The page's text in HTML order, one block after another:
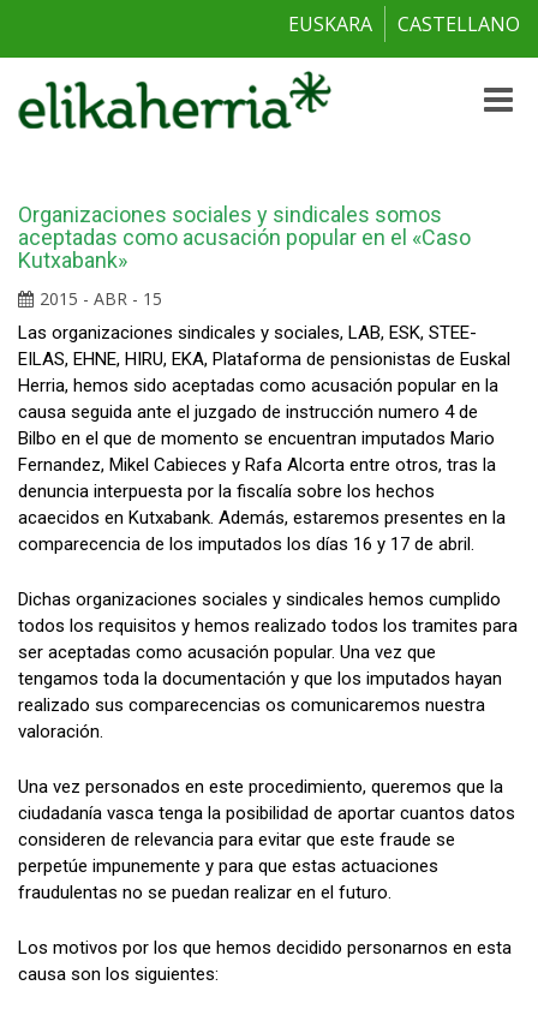
EUSKARA CASTELLANO
Toggle
Organizaciones sociales y sindicales somos
aceptadas como acusación popular en el «Caso
Kutxabank»
2015 - ABR - 15
Las organizaciones sindicales y sociales, LAB, ESK, STEE-
EILAS, EHNE, HIRU, EKA, Plataforma de pensionistas de Euskal
Herria, hemos sido aceptadas como acusación popular en la
causa seguida ante el juzgado de instrucción numero 4 de
Bilbo en el que de momento se encuentran imputados Mario
Fernandez, Mikel Cabieces y Rafa Alcorta entre otros, tras la
denuncia interpuesta por la fiscalía sobre los hechos
acaecidos en Kutxabank. Además, estaremos presentes en la
comparecencia de los imputados los días 16 y 17 de abril.
Dichas organizaciones sociales y sindicales hemos cumplido
todos los requisitos y hemos realizado todos los tramites para
ser aceptadas como acusación popular. Una vez que
tengamos toda la documentación y que los imputados hayan
realizado sus comparecencias os comunicaremos nuestra
valoración.
Una vez personados en este procedimiento, queremos que la
ciudadanía vasca tenga la posibilidad de aportar cuantos datos
consideren de relevancia para evitar que este fraude se
perpetúe impunemente y para que estas actuaciones
fraudulentas no se puedan realizar en el futuro.
Los motivos por los que hemos decidido personarnos en esta
causa son los siguientes: